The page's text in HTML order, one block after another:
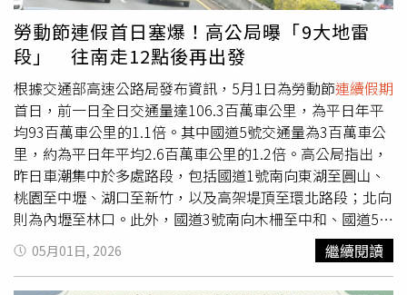
偏低時，應立即撥打急救專線119呼叫救護車。鍾伯欣醫師
也提醒，臨床統計顯示，急性心肌梗塞患者超過半數可能出
現惡性心律不整，猝死風險較一般人高，因此通常情況下，
不建議民眾在有疑似症狀時自行搭計程車就醫，反而救護車
上因具急救設備與專業人員，可在患者突發心律不整時即時
處置，以提高存活率。男性45歲、女性55歲後 應主動檢
查血脂此外，鍾伯欣醫師建議，男性45歲以上、女性55歲
以上或停經超過5年者，應至少每年為自己安排一次血脂檢
查，而家族有心血管疾病史者，更應提早注意潛在風險。他
也指出，僅憑飲食與運動約可降低10至20%的低密度膽固
醇，若合併藥物治療則可降低50%以上，更有利於血管健
康。【延伸閱讀】睡前玩手遊突胸痛！34歲男心肌梗塞
醫：3大警訊別忽視心肌梗塞衛教影音競賽登場 醫：出院
利與安全。高公局呼籲用路人，出門務必檢查好車況養足精
神，駕駛及乘客均需繫妥安全帶、行車勿超速並注意車前狀
況、保持安全距離。
勞動節連假首日塞爆！高公局曝「9大地雷
段」 往南走12點後再出發
根據交通部高速公路局發布資訊，5月1日為勞動節連續假期
首日，前一日全日交通量達106.3百萬車公里，為平日年平
均93百萬車公里的1.1倍。其中國道5號交通量為3百萬車公
里，約為平日年平均2.6百萬車公里的1.2倍。高公局指出，
昨日車潮集中於多處路段，包括國道1號南向東湖至圓山、
桃園至中壢、湖口至新竹，以及高架堤頂至環北路段；北向
則為內壢至林口。此外，國道3號南向木柵至中和、國道5號
南向南港系統至坪林，以及國道10號西向仁武至左營端等路
段亦出現車多情形，整體車流至晚間22時後逐步紓解。至於
今日凌晨0時至5時交通量為7百萬車公里，為平日年平均4.0
05月01日, 2026 繼續閱讀